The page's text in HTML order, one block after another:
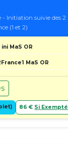
- Initiation suivie des 2
(1 et 2)
ini MaS OR
MaS OR
86 € Si Exempté